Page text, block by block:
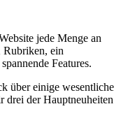
jede Menge an
Rubriken, ein
Features.
über einige wesentliche
drei der Hauptneuheiten